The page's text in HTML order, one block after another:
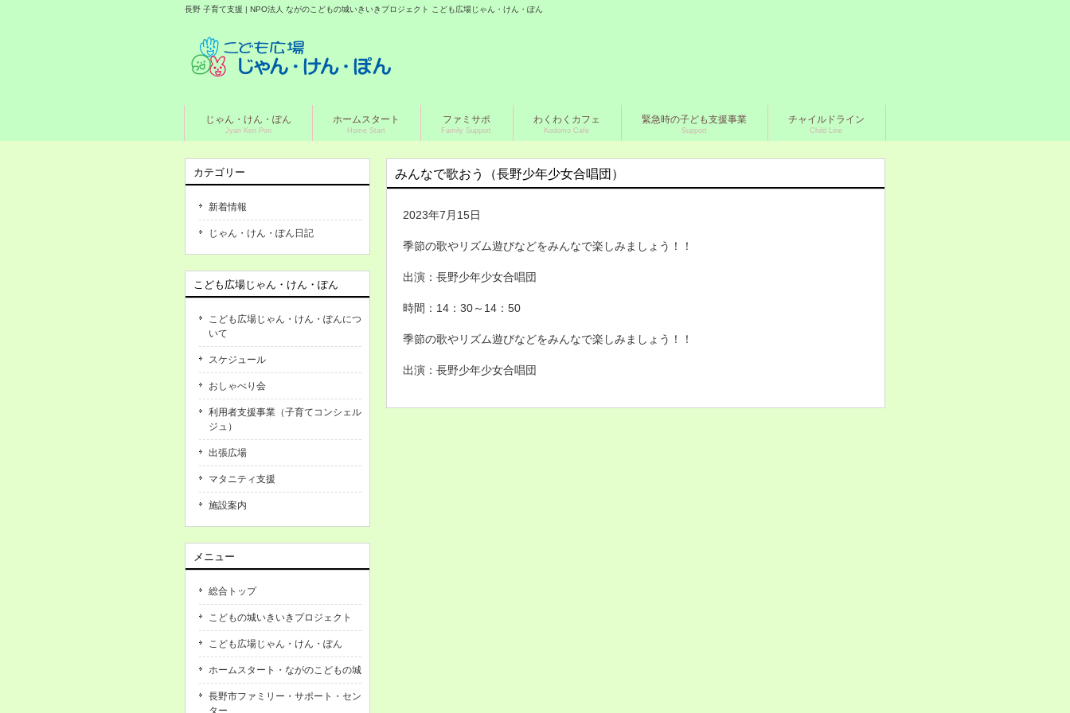
長野 子育て支援 | NPO法人 ながのこどもの城いきいきプロジェクト こども広場じゃん・けん・ぽん
じゃん・けん・ぽん
Jyan Ken Pon
ホームスタート
Home Start
ファミサポ
Family Support
わくわくカフェ
Kodomo Cafe
緊急時の子ども支援事業
Support
チャイルドライン
Child Line
みんなで歌おう（長野少年少女合唱団）
2023年7月15日
季節の歌やリズム遊びなどをみんなで楽しみましょう！！
出演：長野少年少女合唱団
時間：14：30～14：50
季節の歌やリズム遊びなどをみんなで楽しみましょう！！
出演：長野少年少女合唱団
カテゴリー
新着情報
じゃん・けん・ぽん日記
こども広場じゃん・けん・ぽん
こども広場じゃん・けん・ぽんにつ
いて
スケジュール
おしゃべり会
利用者支援事業（子育てコンシェル
ジュ）
出張広場
マタニティ支援
施設案内
メニュー
総合トップ
こどもの城いきいきプロジェクト
こども広場じゃん・けん・ぽん
ホームスタート・ながのこどもの城
長野市ファミリー・サポート・セン
ター